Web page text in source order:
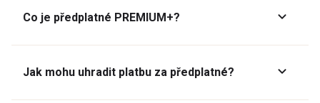
Co je předplatné PREMIUM+?
Jak mohu uhradit platbu za předplatné?